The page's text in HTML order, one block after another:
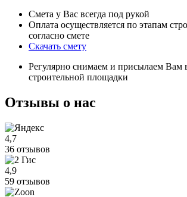
Смета у Вас всегда под рукой
Оплата осуществляется по этапам
согласно смете
Скачать смету
Регулярно снимаем и присылаем Вам
строительной площадки
Отзывы о нас
4,7
36 отзывов
4,9
59 отзывов